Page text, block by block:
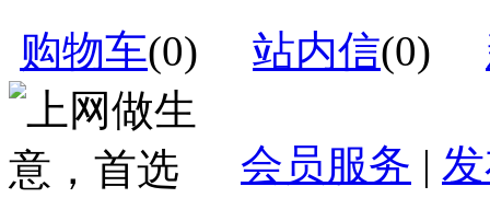
购物车(0) 站内信(0)
会员服务 |